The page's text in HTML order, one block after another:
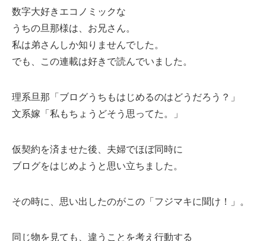
数字大好きエコノミックな
うちの旦那様は、お兄さん。
私は弟さんしか知りませんでした。
でも、この連載は好きで読んでいました。
理系旦那「ブログうちもはじめるのはどうだろう？」
文系嫁「私もちょうどそう思ってた。」
仮契約を済ませた後、夫婦でほぼ同時に
ブログをはじめようと思い立ちました。
その時に、思い出したのがこの「フジマキに聞け！」。
同じ物を見ても、違うことを考え行動する